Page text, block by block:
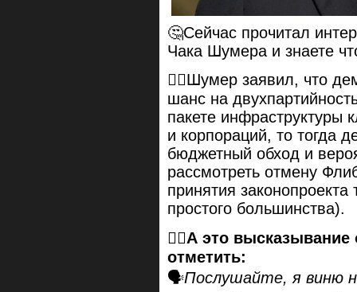
🤔Сейчас прочитал
Чака Шумера и знаете
👉🏻Шумер заявил, что
шанс на
пакете инфраструктуры
и корпораций, то тогда
бюджетный обход и
рассмотреть отмену
принятия
простого большинства).
☝🏻А это
отметить:
🗣Послушайте, я виню